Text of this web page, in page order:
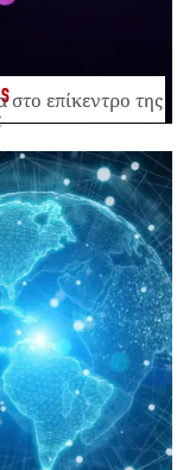
επίκεντρο της